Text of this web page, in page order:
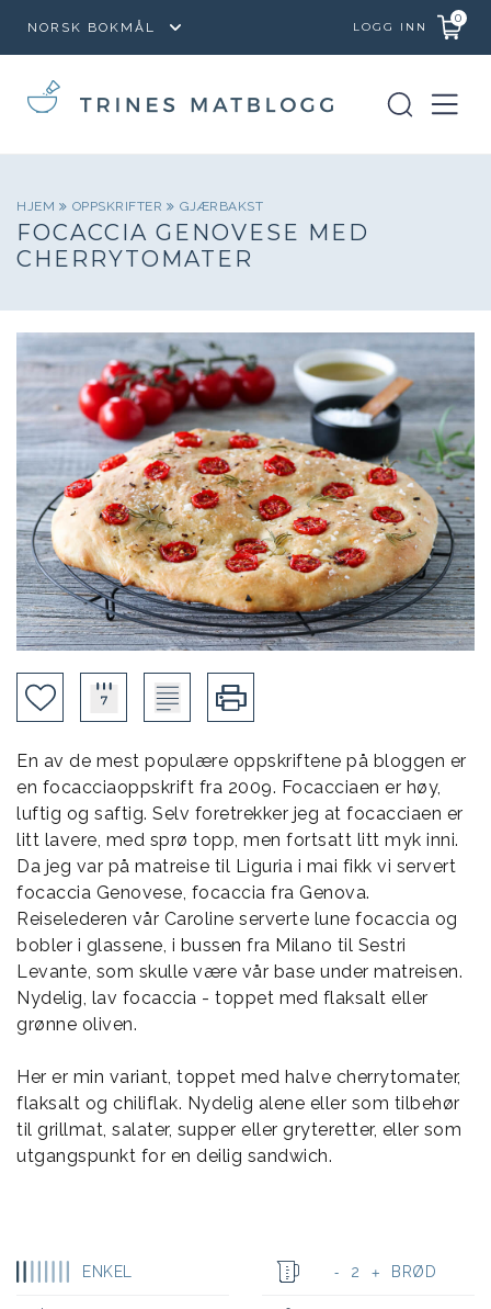
LOGG INN
0
HJEM OPPSKRIFTER GJÆRBAKST
FOCACCIA GENOVESE MED
CHERRYTOMATER
En av de mest populære oppskriftene på bloggen er
en focacciaoppskrift fra 2009. Focacciaen er høy,
luftig og saftig. Selv foretrekker jeg at focacciaen er
litt lavere, med sprø topp, men fortsatt litt myk inni.
Da jeg var på matreise til Liguria i mai fikk vi servert
focaccia Genovese, focaccia fra Genova.
Reiselederen vår Caroline serverte lune focaccia og
bobler i glassene, i bussen fra Milano til Sestri
Levante, som skulle være vår base under matreisen.
Nydelig, lav focaccia - toppet med flaksalt eller
grønne oliven.
Her er min variant, toppet med halve cherrytomater,
flaksalt og chiliflak. Nydelig alene eller som tilbehør
til grillmat, salater, supper eller gryteretter, eller som
utgangspunkt for en deilig sandwich.
ENKEL - 2 + BRØD